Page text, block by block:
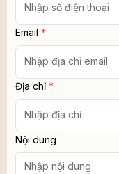
Email *
Địa chỉ *
Nội dung